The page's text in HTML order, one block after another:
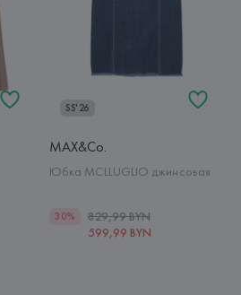
SS'26
MAX&Co.
Юбка MCLLUGLIO джинсовая
30%
829,99 BYN
599,99 BYN